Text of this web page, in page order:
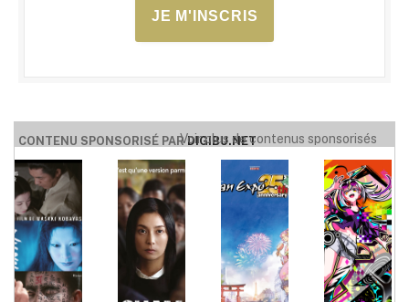
JE M'INSCRIS
CONTENU SPONSORISÉ PARDIGIBU.NET
Voir plus de contenus sponsorisés